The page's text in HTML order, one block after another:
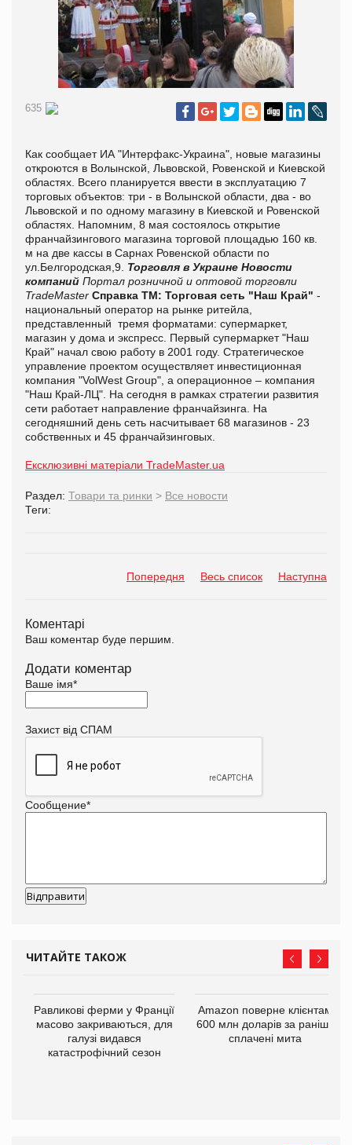
635
Как сообщает ИА "Интерфакс-Украина", новые магазины
откроются в Волынской, Львовской, Ровенской и Киевской
областях. Всего планируется ввести в эксплуатацию 7
торговых объектов: три - в Волынской области, два - во
Львовской и по одному магазину в Киевской и Ровенской
областях. Напомним, 8 мая состоялось открытие
франчайзингового магазина торговой площадью 160 кв.
м на две кассы в Сарнах Ровенской области по
ул.Белгородская,9. Торговля в Украине Новости
компаний Портал розничной и оптовой торговли
TradeMaster Справка ТМ: Торговая сеть "Наш Край" -
национальный оператор на рынке ритейла,
представленный тремя форматами: супермаркет,
магазин у дома и экспресс. Первый супермаркет "Наш
Край" начал свою работу в 2001 году. Стратегическое
управление проектом осуществляет инвестиционная
компания "VolWest Group", а операционное – компания
"Наш Край-ЛЦ". На сегодня в рамках стратегии развития
сети работает направление франчайзинга. На
сегодняшний день сеть насчитывает 68 магазинов - 23
собственных и 45 франчайзинговых.
Ексклюзивні матеріали TradeMaster.ua
Раздел: Товари та ринки > Все новости
Теги:
Попередня Весь список Наступна
Коментарі
Ваш коментар буде першим.
Додати коментар
Ваше імя*
Захист від СПАМ
Сообщение*
ЧИТАЙТЕ ТАКОЖ
Равликові ферми у Франції
масово закриваються, для
галузі видався
катастрофічний сезон
Amazon поверне клієнтам
600 млн доларів за раніше
сплачені мита